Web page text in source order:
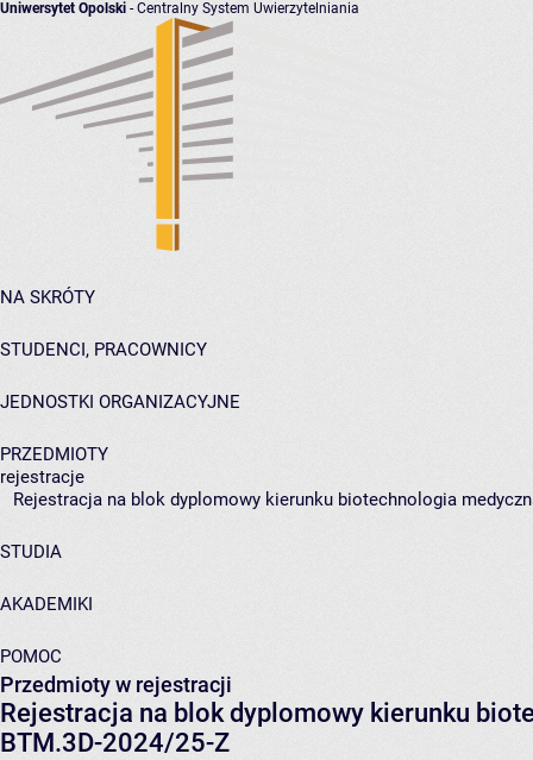
Uniwersytet Opolski - Centralny System Uwierzytelniania
NA SKRÓTY
STUDENCI, PRACOWNICY
JEDNOSTKI ORGANIZACYJNE
PRZEDMIOTY
rejestracje
Rejestracja na blok dyplomowy kierunku biotechnologia
STUDIA
AKADEMIKI
POMOC
Przedmioty w rejestracji
Rejestracja na blok dyplomowy kierunku
BTM.3D-2024/25-Z